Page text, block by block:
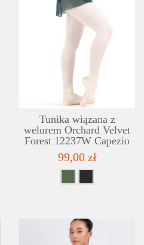
Tunika wiązana z
welurem Orchard Velvet
Forest 12237W Capezio
99,00 zł